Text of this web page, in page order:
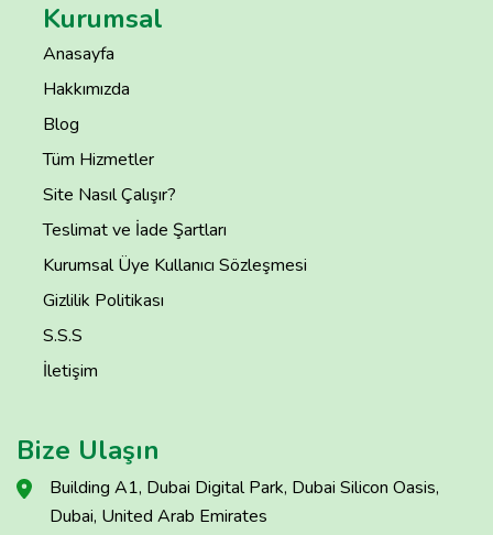
Kurumsal
Anasayfa
Hakkımızda
Blog
Tüm Hizmetler
Site Nasıl Çalışır?
Teslimat ve İade Şartları
Kurumsal Üye Kullanıcı Sözleşmesi
Gizlilik Politikası
S.S.S
İletişim
Bize Ulaşın
Building A1, Dubai Digital Park, Dubai Silicon Oasis,
Dubai, United Arab Emirates